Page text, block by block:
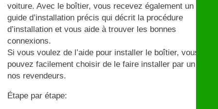
voiture. Avec le boîtier, vous recevez également un
guide d’installation précis qui décrit la procédure
d’installation et vous aide à trouver les bonnes
connexions.
Si vous voulez de l’aide pour installer le boîtier, vous
pouvez facilement choisir de le faire installer par un de
nos revendeurs.
Étape par étape: